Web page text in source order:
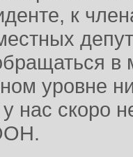
к
уровне
нас скоро